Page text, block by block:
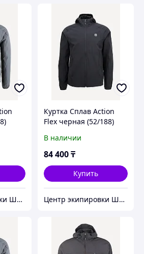
Центр экипировки Штурм
Куртка Сплав Action
Flex черная (52/188)
В наличии
84 400₸
Купить
Центр экипировки Штурм